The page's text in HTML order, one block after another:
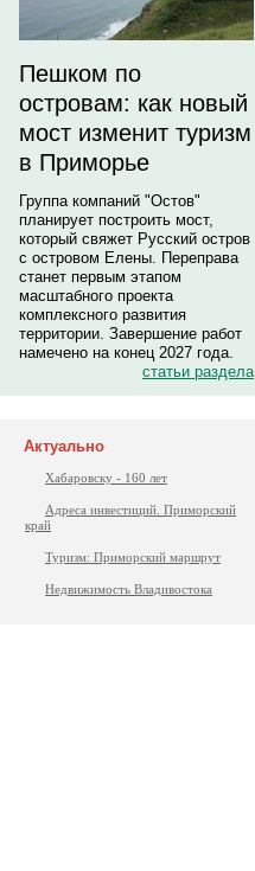
Пешком по
островам: как новый
мост изменит туризм
в Приморье
Группа компаний "Остов"
планирует построить мост,
который свяжет Русский остров
с островом Елены. Переправа
станет первым этапом
масштабного проекта
комплексного развития
территории. Завершение работ
намечено на конец 2027 года.
статьи раздела
Актуально
Хабаровску - 160 лет
Адреса инвестиций. Приморский
край
Туризм: Приморский маршрут
Недвижимость Владивостока